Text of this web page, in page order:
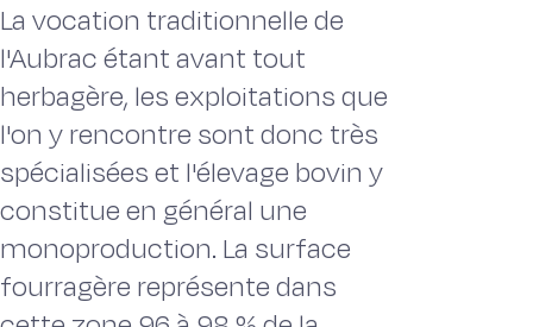
La vocation traditionnelle de
l'Aubrac étant avant tout
herbagère, les exploitations que
l'on y rencontre sont donc très
spécialisées et l'élevage bovin y
constitue en général une
monoproduction. La surface
fourragère représente dans